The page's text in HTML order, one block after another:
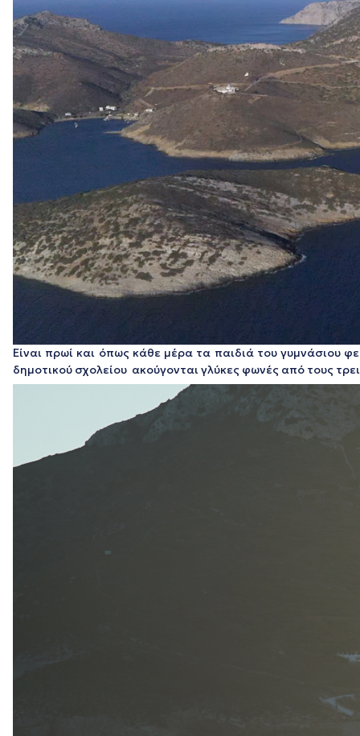
Είναι πρωί και όπως κάθε μέρα τα παιδιά του γυμνάσιου
δημοτικού σχολείου ακούγονται γλύκες φωνές από τους